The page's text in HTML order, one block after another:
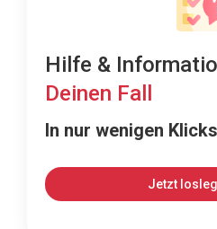
Hilfe &
Deinen Fall
In nur wenigen
Jetzt